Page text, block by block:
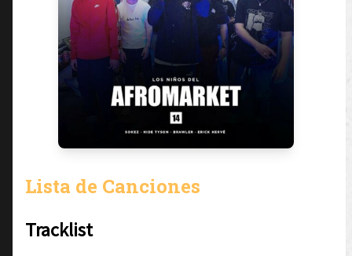
Lista de Canciones
Tracklist